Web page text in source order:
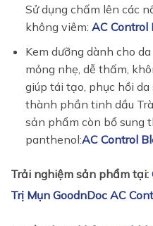
Sử dụng chấm lên các
không viêm: AC Control
Kem dưỡng dành cho
mỏng nhẹ, dễ thấm,
giúp tái tạo, phục hồi da
thành phần tinh dầu
sản phẩm còn bổ sung
panthenol:AC Control
Trải nghiệm sản phẩm tại:
Trị Mụn GoodnDoc AC